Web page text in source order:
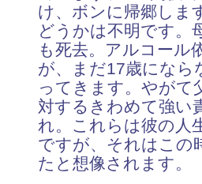
け、ボンに帰郷しま
どうかは不明です。
も死去。アルコール
が、まだ17歳になら
ってきます。やがて
対するきわめて強い
れ。これらは彼の人
ですが、それはこの
たと想像されます。